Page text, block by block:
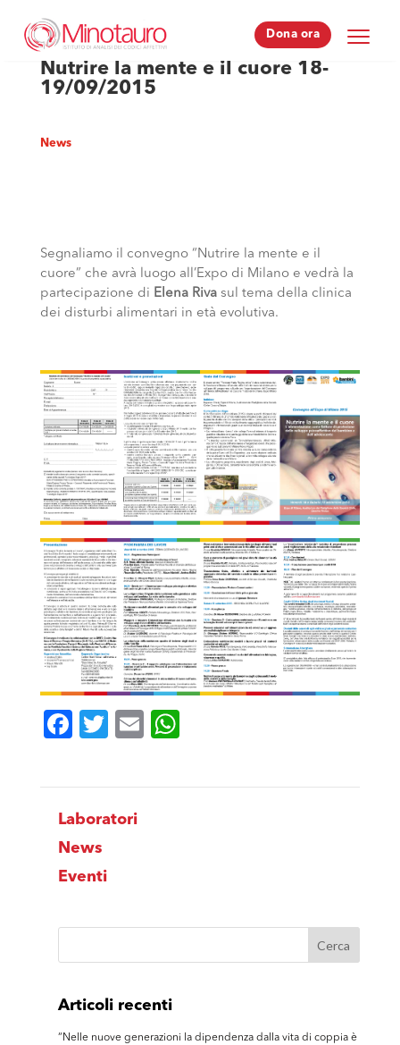
Dona ora
Dona ora
Nutrire la mente e il cuore 18-
19/09/2015
News
Segnaliamo il convegno “Nutrire la mente e il
cuore” che avrà luogo all’Expo di Milano e vedrà la
partecipazione di Elena Rivasul tema della clinica
dei disturbi alimentari in età evolutiva.
Facebook
Twitter
Email
Laboratori
News
Eventi
Articoli recenti
“Nelle nuove generazioni la dipendenza dalla vita di coppia è